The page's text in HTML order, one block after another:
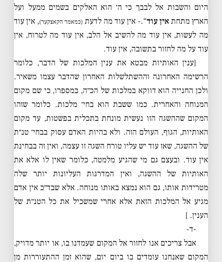
היום והשבות אל לבבך כי ה׳ הוא האלקים בשמים ממעל ועל
הארץ מתחתאין עוד“.- אין עוד מה לדעת (כמאמר הקאצקער), אין עוד
מה לעשות, אין עוד מה להשיב אל הלב, אין עוד מה לטרוח, אין
עוד על מה לחזור בתשובה, אין עוד.
[ענין האותיות מבטא את ענין המלכות של הדבר, כלומר
הרשימה האחרונה וההשתלשלות האחרון שהדבר עצמו משאיר.
ולכן החנייה הוא דווקא במלכות של הכ״ה, במספרו, כי שם מקום
המנוחה והאחרית. כמו ששבת הוא בחי׳ מלכות. כלומר שזהו
המקום שההשגה הזו נעשית מונחת בתכלית בפשטות, עד מקום
האותיות, הגוף, העולם הזה. ולא בהיות האדם עסוק בבחי׳ טנ״ת
של ההשגה, שאז עוד יש עליו טורח השגה זו עצמה, ואין זה בבחינת
אין עוד. ובעצם גם מי שהגיע מלמטה, כלומר שאין לו אלא את
האותיות של ההשגה, ואין המדרגות העליונות יותר שלה
מטרידות אותו, גם הוא נמצא באותו מנוחה. אלא שבד״כ אין אדם
מגיע אל המלכות הזאת אלא אחרי שמשכיל את כל הטנ״ת של
הענין. ]
-ד-
אבל צריכים אנו לחזור אל המקום שעמדנו בו, או יותר מדויק,
המקום שאנחנו עומדים בו ביום יום, שהוא זמן ההתעוררות מן